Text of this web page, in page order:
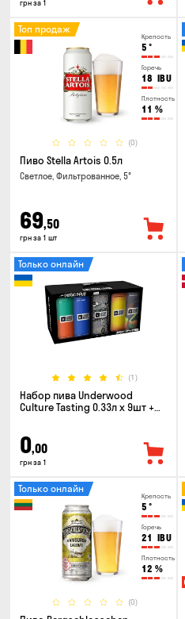
грн за 1
Крепость
5 °
Горечь
18 IBU
Плотность
11 %
(0)
Топ продаж
Пиво Stella Artois 0.5л
Светлое, Фильтрованное, 5°
69,50
грн за 1 шт
(1)
Только онлайн
Набор пива Underwood
Culture Tasting 0.33л x 9шт +
0,00
грн за 1
Крепость
5 °
Горечь
21 IBU
Плотность
12 %
(0)
Только онлайн